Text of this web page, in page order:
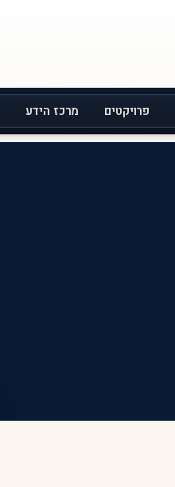
פרויקטים מרכז הידע